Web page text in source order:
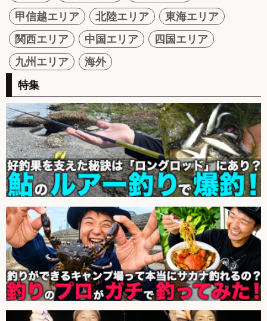
甲信越エリア
北陸エリア
東海エリア
関西エリア
中国エリア
四国エリア
九州エリア
海外
特集